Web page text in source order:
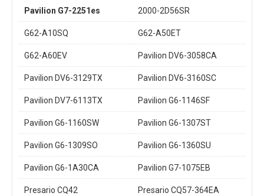
Pavilion G7-2251es 2000-2D56SR
G62-A10SQ G62-A50ET
G62-A60EV Pavilion DV6-3058CA
Pavilion DV6-3129TX Pavilion DV6-3160SC
Pavilion DV7-6113TX Pavilion G6-1146SF
Pavilion G6-1160SW Pavilion G6-1307ST
Pavilion G6-1309SO Pavilion G6-1360SU
Pavilion G6-1A30CA Pavilion G7-1075EB
Presario CQ42 Presario CQ57-364EA